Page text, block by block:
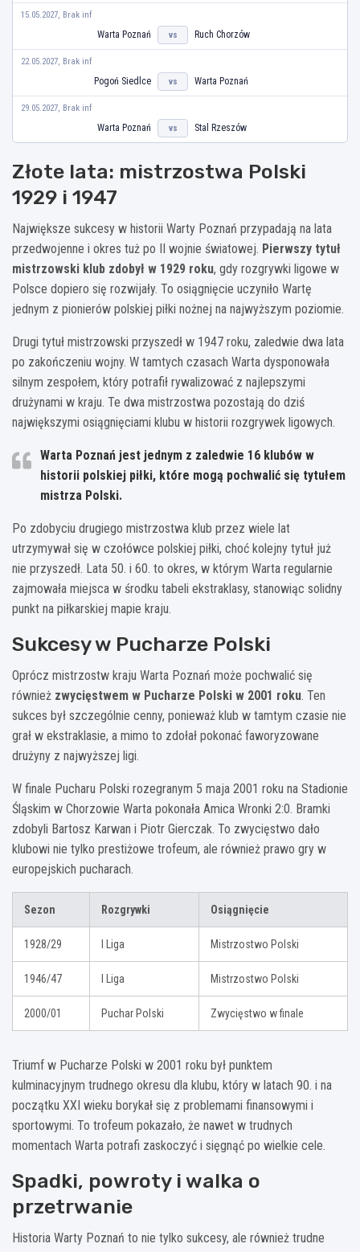
15.05.2027, Brak inf
Warta Poznań vs Ruch Chorzów
22.05.2027, Brak inf
Pogoń Siedlce vs Warta Poznań
29.05.2027, Brak inf
Warta Poznań vs Stal Rzeszów
Złote lata: mistrzostwa Polski
1929 i 1947
Największe sukcesy w historii Warty Poznań przypadają na lata
przedwojenne i okres tuż po II wojnie światowej. Pierwszy tytuł
mistrzowski klub zdobył w 1929 roku, gdy rozgrywki ligowe w
Polsce dopiero się rozwijały. To osiągnięcie uczyniło Wartę
jednym z pionierów polskiej piłki nożnej na najwyższym poziomie.
Drugi tytuł mistrzowski przyszedł w 1947 roku, zaledwie dwa lata
po zakończeniu wojny. W tamtych czasach Warta dysponowała
silnym zespołem, który potrafił rywalizować z najlepszymi
drużynami w kraju. Te dwa mistrzostwa pozostają do dziś
największymi osiągnięciami klubu w historii rozgrywek ligowych.
Warta Poznań jest jednym z zaledwie 16 klubów w
historii polskiej piłki, które mogą pochwalić się tytułem
mistrza Polski.
Po zdobyciu drugiego mistrzostwa klub przez wiele lat
utrzymywał się w czołówce polskiej piłki, choć kolejny tytuł już
nie przyszedł. Lata 50. i 60. to okres, w którym Warta regularnie
zajmowała miejsca w środku tabeli ekstraklasy, stanowiąc solidny
punkt na piłkarskiej mapie kraju.
Sukcesy w Pucharze Polski
Oprócz mistrzostw kraju Warta Poznań może pochwalić się
również zwycięstwem w Pucharze Polski w 2001 roku. Ten
sukces był szczególnie cenny, ponieważ klub w tamtym czasie nie
grał w ekstraklasie, a mimo to zdołał pokonać faworyzowane
drużyny z najwyższej ligi.
W finale Pucharu Polski rozegranym 5 maja 2001 roku na Stadionie
Śląskim w Chorzowie Warta pokonała Amica Wronki 2:0. Bramki
zdobyli Bartosz Karwan i Piotr Gierczak. To zwycięstwo dało
klubowi nie tylko prestiżowe trofeum, ale również prawo gry w
europejskich pucharach.
Sezon Rozgrywki Osiągnięcie
1928/29 I Liga Mistrzostwo Polski
1946/47 I Liga Mistrzostwo Polski
2000/01 Puchar Polski Zwycięstwo w finale
Triumf w Pucharze Polski w 2001 roku był punktem
kulminacyjnym trudnego okresu dla klubu, który w latach 90. i na
początku XXI wieku borykał się z problemami finansowymi i
sportowymi. To trofeum pokazało, że nawet w trudnych
momentach Warta potrafi zaskoczyć i sięgnąć po wielkie cele.
Spadki, powroty i walka o
przetrwanie
Historia Warty Poznań to nie tylko sukcesy, ale również trudne